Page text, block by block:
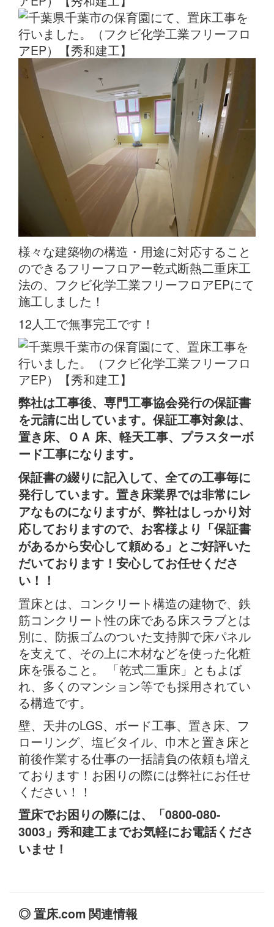
様々な建築物の構造・用途に対応すること
のできるフリーフロアー乾式断熱二重床工
法の、フクビ化学工業フリーフロアEPにて
施工しました！
12人工で無事完工です！
弊社は工事後、専門工事協会発行の保証書
を元請に出しています。保証工事対象は、
置き床、ＯＡ 床、軽天工事、プラスターボ
ード工事になります。
保証書の綴りに記入して、全ての工事毎に
発行しています。置き床業界では非常にレ
アなものになりますが、弊社はしっかり対
応しておりますので、お客様より「保証書
があるから安心して頼める」とご好評いた
だいております！安心してお任せくださ
い！！
置床とは、コンクリート構造の建物で、鉄
筋コンクリート性の床である床スラブとは
別に、防振ゴムのついた支持脚で床パネル
を支えて、その上に木材などを使った化粧
床を張ること。 「乾式二重床」ともよば
れ、多くのマンション等でも採用されてい
る構造です。
壁、天井のLGS、ボード工事、置き床、フ
ローリング、塩ビタイル、巾木と置き床と
前後作業する仕事の一括請負の依頼も増え
ております！お困りの際には弊社にお任せ
ください！！
置床でお困りの際には、「0800-080-
3003」秀和建工までお気軽にお電話くださ
いませ！
◎ 置床.com 関連情報